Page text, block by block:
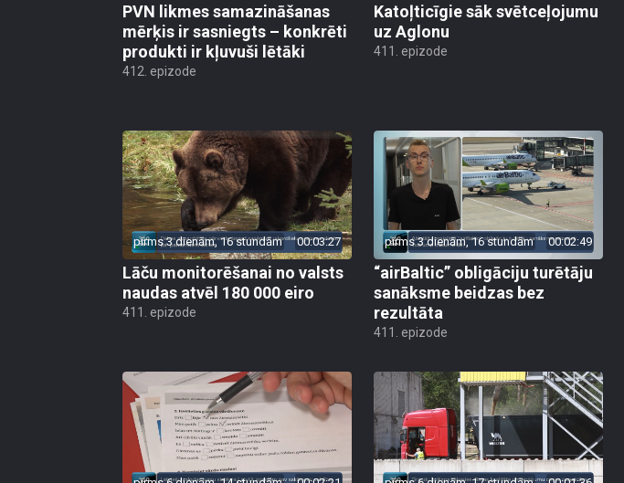
PVN likmes samazināšanas
mērķis ir sasniegts – konkrēti
produkti ir kļuvuši lētāki
412. epizode
Katoļticīgie sāk svētceļojumu
uz Aglonu
411. epizode
pirms 3 dienām, 16 stundām 00:03:27
Lāču monitorēšanai no valsts
naudas atvēl 180 000 eiro
411. epizode
pirms 3 dienām, 16 stundām 00:02:49
“airBaltic” obligāciju turētāju
sanāksme beidzas bez
rezultāta
411. epizode